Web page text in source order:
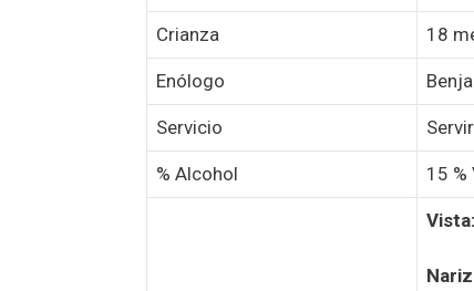
Crianza 18
Enólogo
Servicio
% Alcohol 15 %
Vista: